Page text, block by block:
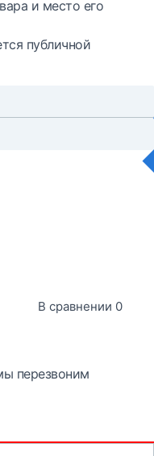
и место его
публичной
В сравнении 0
перезвоним